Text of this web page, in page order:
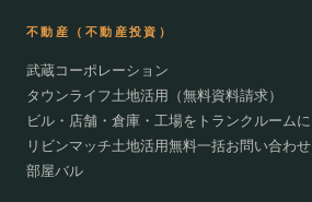
不動産（不動産投資）
武蔵コーポレーション
タウンライフ土地活用（無料資料請求）
ビル・店舗・倉庫・工場をトランクルームに
リビンマッチ土地活用無料一括お問い合わせ
部屋バル